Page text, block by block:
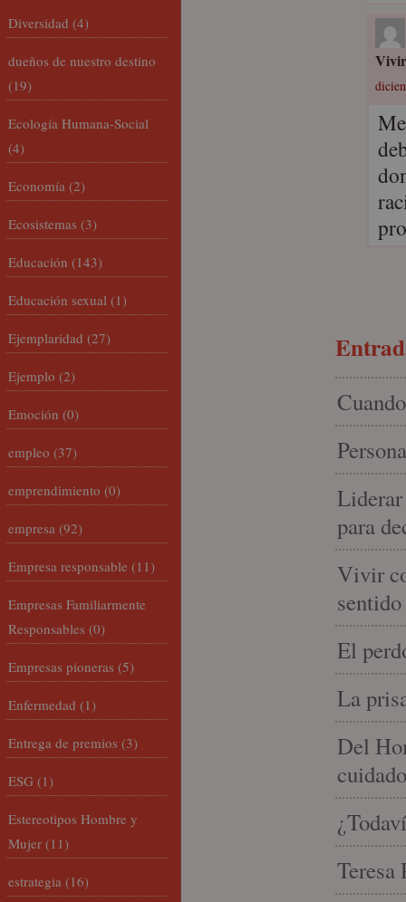
para
Vivir
El
La
Del
cuidado
Teresa
Diversidad (4)
dueños de nuestro destino
(19)
Ecología Humana-Social
(4)
Economía (2)
Ecosistemas (3)
Educación (143)
Educación sexual (1)
Ejemplaridad (27)
Ejemplo (2)
Emoción (0)
empleo (37)
emprendimiento (0)
empresa (92)
Empresa responsable (11)
Empresas Familiarmente
Responsables (0)
Empresas pioneras (5)
Enfermedad (1)
Entrega de premios (3)
ESG (1)
Estereotipos Hombre y
Mujer (11)
estrategia (16)